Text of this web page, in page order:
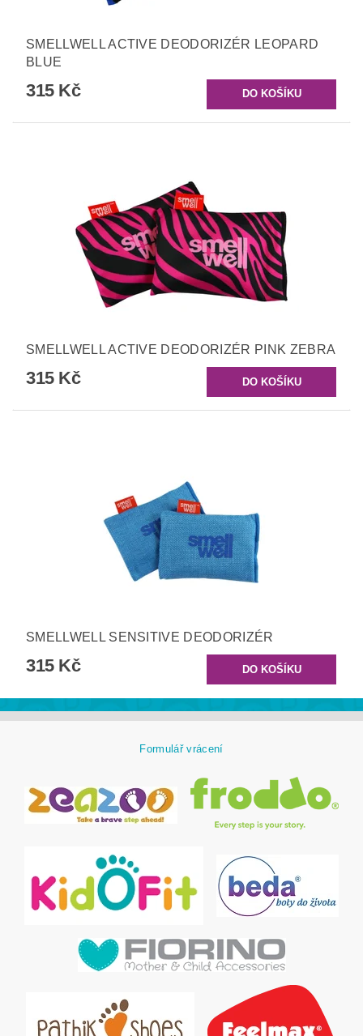
SMELLWELL ACTIVE DEODORIZÉR LEOPARD
BLUE
315 Kč
SMELLWELL ACTIVE DEODORIZÉR PINK ZEBRA
315 Kč
SMELLWELL SENSITIVE DEODORIZÉR
315 Kč
Formulář vrácení